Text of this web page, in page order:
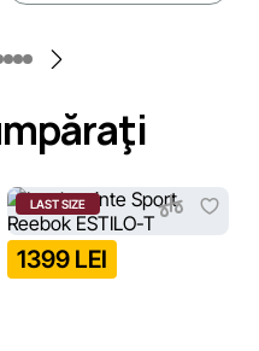
LAST SIZE
1399 LEI